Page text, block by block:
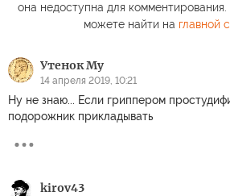
она недоступна для
можете найти на главной
Утенок Му
14 апреля 2019, 10:21
Ну не знаю... Если гриппером
подорожник прикладывать
kirov43